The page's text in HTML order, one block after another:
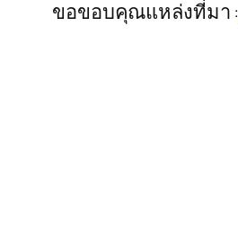
ขอขอบคุณแหล่งที่มา :